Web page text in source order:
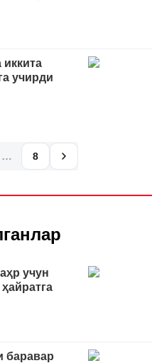
иккита
учирди
… 8
учун
баравар